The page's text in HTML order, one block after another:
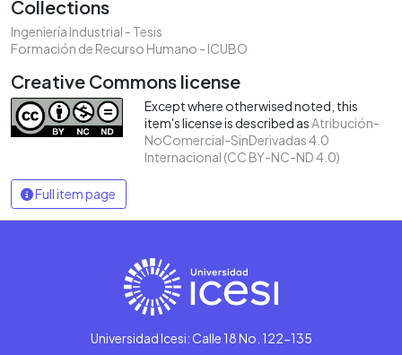
Collections
Ingeniería Industrial - Tesis
Formación de Recurso Humano - ICUBO
Creative Commons license
Except where otherwised noted, this
item's license is described asAtribución-
NoComercial-SinDerivadas 4.0
Internacional (CC BY-NC-ND 4.0)
Full item page
Universidad Icesi: Calle 18 No. 122-135